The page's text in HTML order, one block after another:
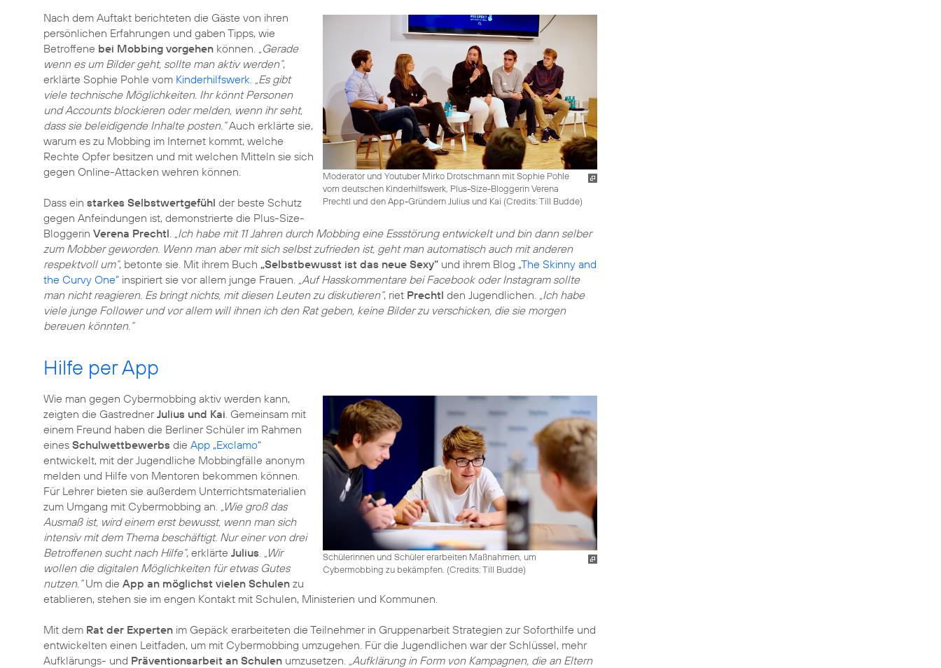
Moderator und Youtuber Mirko Drotschmann mit Sophie Pohle
vom deutschen Kinderhilfswerk, Plus-Size-Bloggerin Verena
Prechtl und den App-Gründern Julius und Kai (Credits: Till Budde)
Nach dem Auftakt berichteten die Gäste von ihren
persönlichen Erfahrungen und gaben Tipps, wie
Betroffene bei Mobbing vorgehen können. „Gerade
wenn es um Bilder geht, sollte man aktiv werden“,
erklärte Sophie Pohle vom Kinderhilfswerk. „Es gibt
viele technische Möglichkeiten. Ihr könnt Personen
und Accounts blockieren oder melden, wenn ihr seht,
dass sie beleidigende Inhalte posten.“Auch erklärte sie,
warum es zu Mobbing im Internet kommt, welche
Rechte Opfer besitzen und mit welchen Mitteln sie sich
gegen Online-Attacken wehren können.
Dass ein starkes Selbstwertgefühl der beste Schutz
gegen Anfeindungen ist, demonstrierte die Plus-Size-
Bloggerin Verena Prechtl. „Ich habe mit 11 Jahren durch Mobbing eine Essstörung entwickelt und bin dann selber
zum Mobber geworden. Wenn man aber mit sich selbst zufrieden ist, geht man automatisch auch mit anderen
respektvoll um“, betonte sie. Mit ihrem Buch „Selbstbewusst ist das neue Sexy“ und ihrem Blog „The Skinny and
the Curvy One” inspiriert sie vor allem junge Frauen. „Auf Hasskommentare bei Facebook oder Instagram sollte
man nicht reagieren. Es bringt nichts, mit diesen Leuten zu diskutieren“, riet Prechtl den Jugendlichen. „Ich habe
viele junge Follower und vor allem will ihnen ich den Rat geben, keine Bilder zu verschicken, die sie morgen
bereuen könnten.“
Hilfe per App
Schülerinnen und Schüler erarbeiten Maßnahmen, um
Cybermobbing zu bekämpfen. (Credits: Till Budde)
Wie man gegen Cybermobbing aktiv werden kann,
zeigten die GastrednerJulius und Kai. Gemeinsam mit
einem Freund haben die Berliner Schüler im Rahmen
eines Schulwettbewerbs die App „Exclamo“
entwickelt, mit der Jugendliche Mobbingfälle anonym
melden und Hilfe von Mentoren bekommen können.
Für Lehrer bieten sie außerdem Unterrichtsmaterialien
zum Umgang mit Cybermobbing an. „Wie groß das
Ausmaß ist, wird einem erst bewusst, wenn man sich
intensiv mit dem Thema beschäftigt. Nur einer von drei
Betroffenen sucht nach Hilfe“, erklärte Julius. „Wir
wollen die digitalen Möglichkeiten für etwas Gutes
nutzen.“Um die App an möglichst vielen Schulen zu
etablieren, stehen sie im engen Kontakt mit Schulen, Ministerien und Kommunen.
Mit dem Rat der Experten im Gepäck erarbeiteten die Teilnehmer in Gruppenarbeit Strategien zur Soforthilfe und
entwickelten einen Leitfaden, um mit Cybermobbing umzugehen. Für die Jugendlichen war der Schlüssel, mehr
Aufklärungs- und Präventionsarbeit an Schulen umzusetzen. „Aufklärung in Form von Kampagnen, die an Eltern